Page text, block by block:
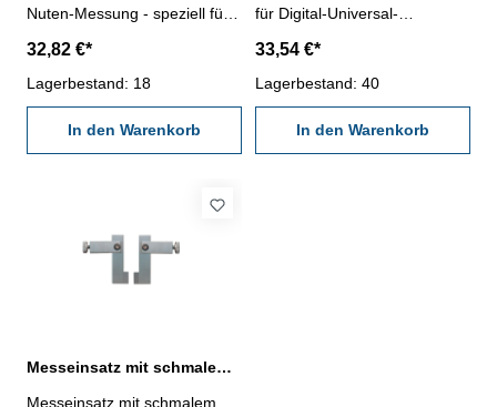
Nuten-Messung - speziell für
Messschieber Serie 240.201-
240.204 - aus rostfreiem Stahl
- Lieferung paarweise
Messbereich Innen: 20 - X
Messbereich Außen: 0 - X
32,82 €*
Lagerbestand: 18
In den Warenkorb
für Digital-Universal-
240.204- aus rostfreiem Stahl-
Lieferung paarweise
33,54 €*
Lagerbestand: 40
In den Warenkorb
Messeinsatz mit schmalem Schnabel L 60 x B 0,8 mm zur Nuten-Messung
Messeinsatz mit schmalem